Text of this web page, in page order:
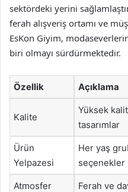
sektördeki yerini
ferah alışveriş ortamı ve
EsKon Giyim,
biri olmayı sürdürmektedir.
Özellik Açıklama
Kalite
Yüksek
tasarımlar
Ürün
Yelpazesi
Her yaş
seçenekler
Atmosfer Ferah ve